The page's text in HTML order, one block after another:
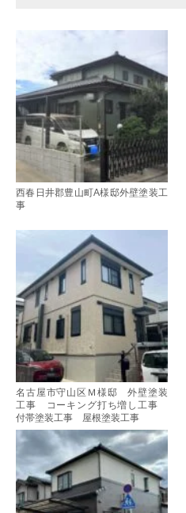
西春日井郡豊山町A様邸外壁塗装工
事
名古屋市守山区Ｍ様邸 外壁塗装
工事 コーキング打ち増し工事
付帯塗装工事 屋根塗装工事